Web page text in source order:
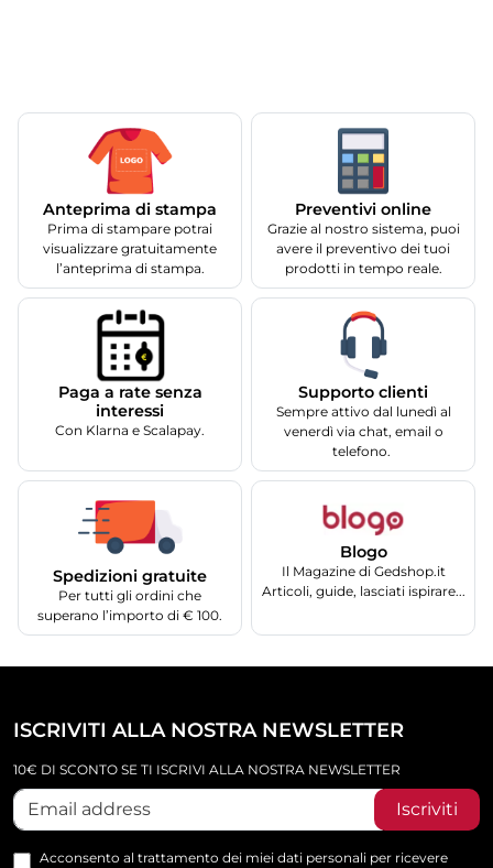
Anteprima di stampa
Prima di stampare potrai
visualizzare gratuitamente
l’anteprima di stampa.
Preventivi online
Grazie al nostro sistema, puoi
avere il preventivo dei tuoi
prodotti in tempo reale.
Paga a rate senza
interessi
Con Klarna e Scalapay.
Supporto clienti
Sempre attivo dal lunedì al
venerdì via chat, email o
telefono.
Spedizioni gratuite
Per tutti gli ordini che
superano l’importo di € 100.
Blogo
Il Magazine di Gedshop.it
Articoli, guide, lasciati ispirare...
ISCRIVITI ALLA NOSTRA NEWSLETTER
10€ DI SCONTO SE TI ISCRIVI ALLA NOSTRA NEWSLETTER
Iscriviti
Acconsento al trattamento dei miei dati personali per ricevere